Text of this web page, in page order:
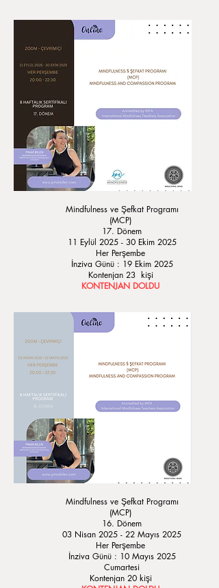
Mindfulness ve Şefkat Programı
(MCP)
17. Dönem
11 Eylül 2025 - 30 Ekim 2025
Her Perşembe
İnziva Günü : 19 Ekim 2025
Kontenjan 23 kişi
KONTENJAN DOLDU
Mindfulness ve Şefkat Programı
(MCP)
16. Dönem
03 Nisan 2025 - 22 Mayıs 2025
Her Perşembe
İnziva Günü : 10 Mayıs 2025
Cumartesi
Kontenjan 20 kişi